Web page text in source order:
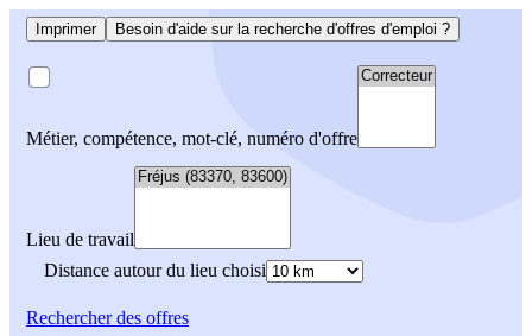
Imprimer Besoin d'aide sur la recherche d'offres d'emploi ?
Métier, compétence, mot-clé, numéro d'offre
Lieu de travail
Distance autour du lieu choisi
Rechercherdes offres